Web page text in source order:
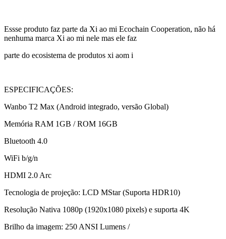
Essse produto faz parte da Xi ao mi Ecochain Cooperation, não há
nenhuma marca Xi ao mi nele mas ele faz
parte do ecosistema de produtos xi aom i
ESPECIFICAÇÕES:
Wanbo T2 Max (Android integrado, versão Global)
Memória RAM 1GB / ROM 16GB
Bluetooth 4.0
WiFi b/g/n
HDMI 2.0 Arc
Tecnologia de projeção: LCD MStar (Suporta HDR10)
Resolução Nativa 1080p (1920x1080 pixels) e suporta 4K
Brilho da imagem: 250 ANSI Lumens /